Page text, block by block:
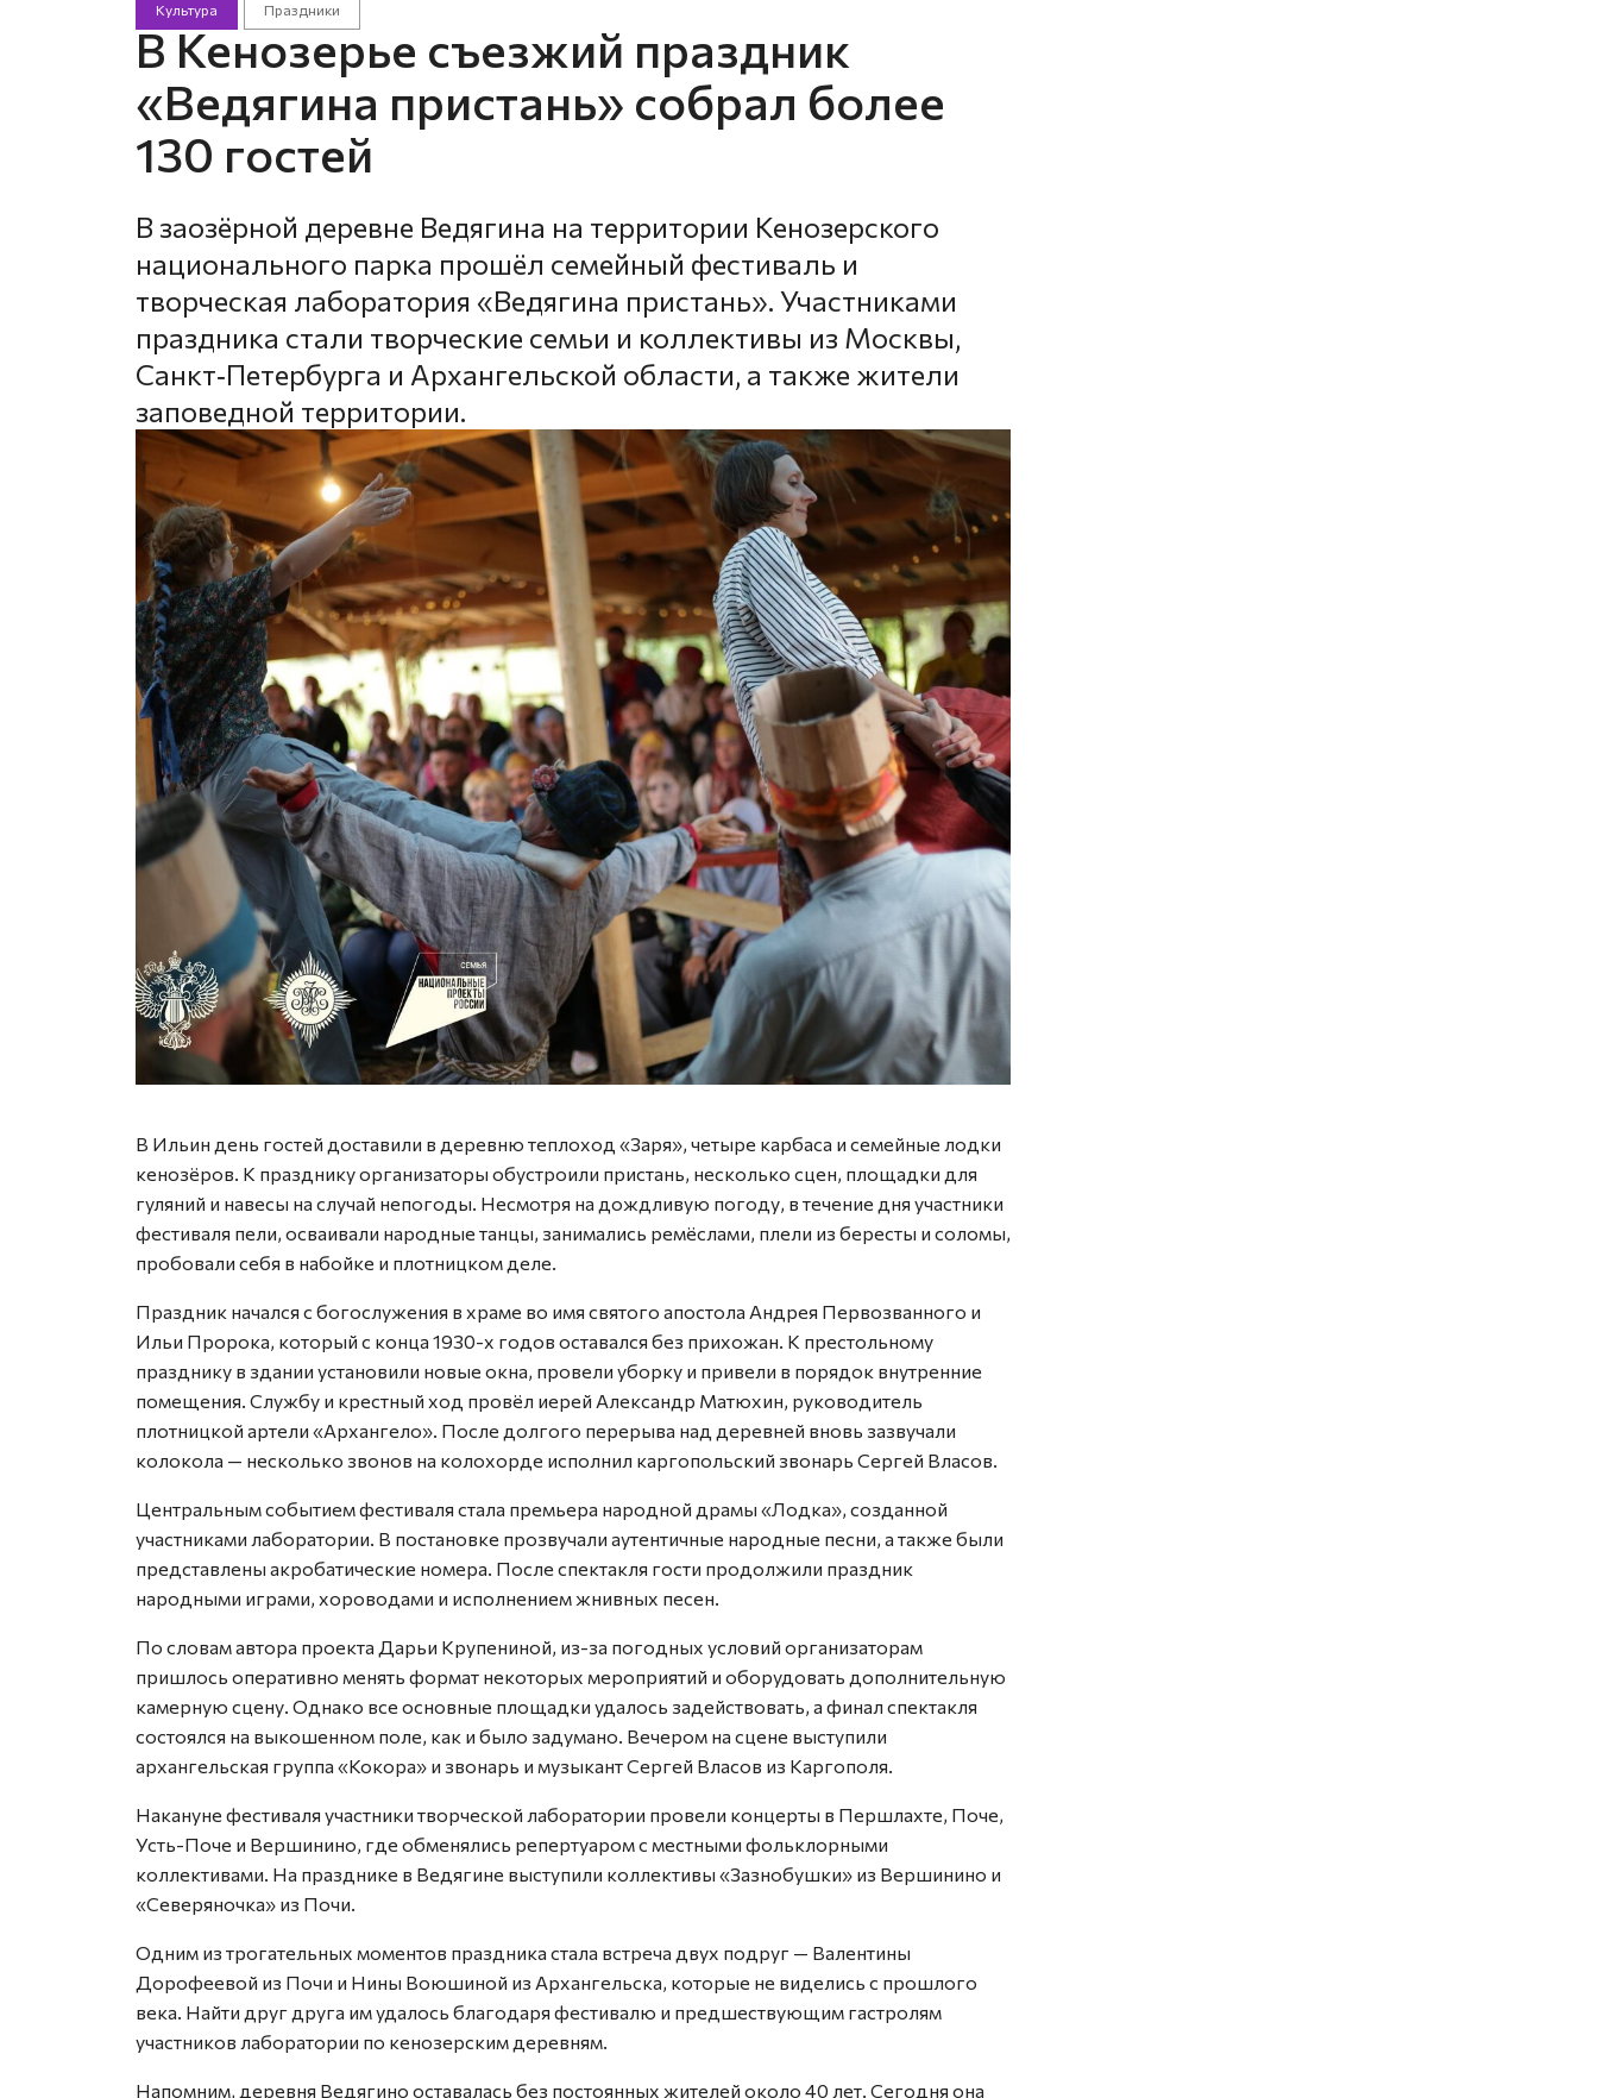
Культура Праздники
В Кенозерье съезжий праздник
«Ведягина пристань» собрал более
130 гостей
В заозёрной деревне Ведягина на территории Кенозерского
национального парка прошёл семейный фестиваль и
творческая лаборатория «Ведягина пристань». Участниками
праздника стали творческие семьи и коллективы из Москвы,
Санкт‑Петербурга и Архангельской области, а также жители
заповедной территории.
В Ильин день гостей доставили в деревню теплоход «Заря», четыре карбаса и семейные лодки
кенозёров. К празднику организаторы обустроили пристань, несколько сцен, площадки для
гуляний и навесы на случай непогоды. Несмотря на дождливую погоду, в течение дня участники
фестиваля пели, осваивали народные танцы, занимались ремёслами, плели из бересты и соломы,
пробовали себя в набойке и плотницком деле.
Праздник начался с богослужения в храме во имя святого апостола Андрея Первозванного и
Ильи Пророка, который с конца 1930-х годов оставался без прихожан. К престольному
празднику в здании установили новые окна, провели уборку и привели в порядок внутренние
помещения. Службу и крестный ход провёл иерей Александр Матюхин, руководитель
плотницкой артели «Архангело». После долгого перерыва над деревней вновь зазвучали
колокола — несколько звонов на колохорде исполнил каргопольский звонарь Сергей Власов.
Центральным событием фестиваля стала премьера народной драмы «Лодка», созданной
участниками лаборатории. В постановке прозвучали аутентичные народные песни, а также были
представлены акробатические номера. После спектакля гости продолжили праздник
народными играми, хороводами и исполнением жнивных песен.
По словам автора проекта Дарьи Крупениной, из-за погодных условий организаторам
пришлось оперативно менять формат некоторых мероприятий и оборудовать дополнительную
камерную сцену. Однако все основные площадки удалось задействовать, а финал спектакля
состоялся на выкошенном поле, как и было задумано. Вечером на сцене выступили
архангельская группа «Кокора» и звонарь и музыкант Сергей Власов из Каргополя.
Накануне фестиваля участники творческой лаборатории провели концерты в Першлахте, Поче,
Усть-Поче и Вершинино, где обменялись репертуаром с местными фольклорными
коллективами. На празднике в Ведягине выступили коллективы «Зазнобушки» из Вершинино и
«Северяночка» из Почи.
Одним из трогательных моментов праздника стала встреча двух подруг — Валентины
Дорофеевой из Почи и Нины Воюшиной из Архангельска, которые не виделись с прошлого
века. Найти друг друга им удалось благодаря фестивалю и предшествующим гастролям
участников лаборатории по кенозерским деревням.
Напомним, деревня Ведягино оставалась без постоянных жителей около 40 лет. Сегодня она